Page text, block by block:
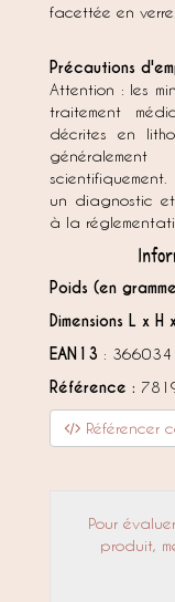
facettée en
Précautions
Attention : les
traitement
décrites en
un diagnostic
à la
Poids (en
Dimensions L x H
EAN13 :
Référence :
Référencer
Pour
produit,